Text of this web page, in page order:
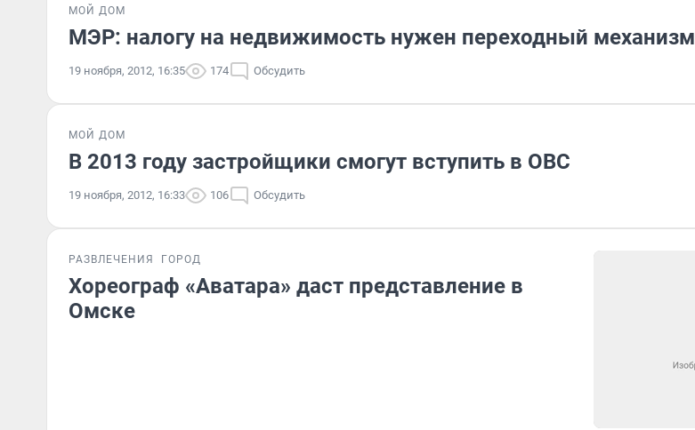
МОЙ ДОМ
МЭР: налогу на недвижимость нужен переходный механизм
19 ноября, 2012, 16:35 174 Обсудить
МОЙ ДОМ
В 2013 году застройщики смогут вступить в ОВС
19 ноября, 2012, 16:33 106 Обсудить
РАЗВЛЕЧЕНИЯ ГОРОД
Хореограф «Аватара» даст представление в
Омске